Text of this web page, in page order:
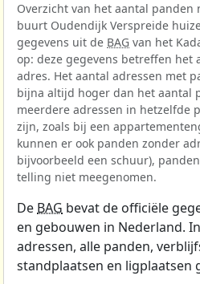
Overzicht van het aantal panden
buurt Oudendijk Verspreide
gegevens uit de BAG van het
op: deze gegevens betreffen het
adres. Het aantal adressen met
bijna altijd hoger dan het aantal
meerdere adressen in hetzelfde
zijn, zoals bij een
kunnen er ook panden zonder
bijvoorbeeld een schuur),
telling niet meegenomen.
De BAG bevat de officiële
en gebouwen in Nederland.
adressen, alle panden,
standplaatsen en ligplaatsen